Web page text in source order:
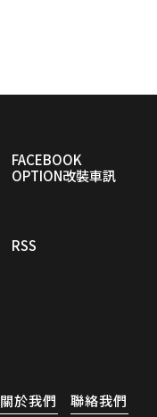
FACEBOOK
OPTION改裝車訊
RSS
關於我們 聯絡我們